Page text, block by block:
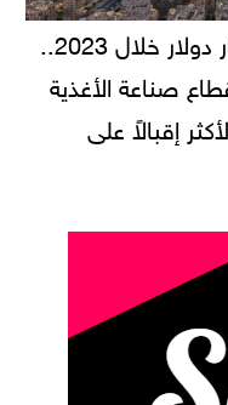
صناعة الأغذية
إقبالاً على